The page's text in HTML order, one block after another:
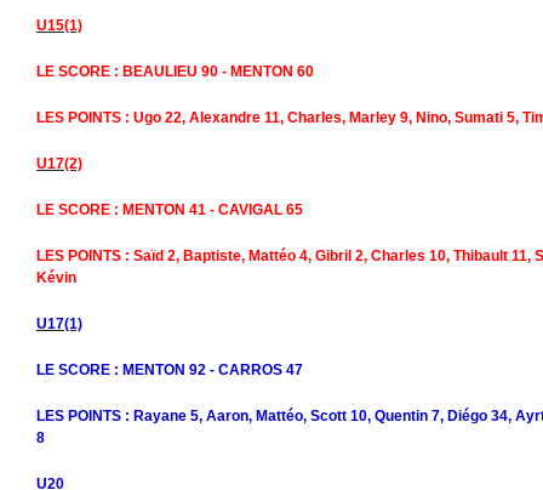
U15(1)
LE SCORE : BEAULIEU 90 - MENTON 60
LES POINTS : Ugo 22, Alexandre 11, Charles, Marley 9, Nino, Sumati 5,
U17(2)
LE SCORE : MENTON 41 - CAVIGAL 65
LES POINTS : Saïd 2, Baptiste, Mattéo 4, Gibril 2, Charles 10, Thibault 11,
Kévin
U17(1)
LE SCORE : MENTON 92 - CARROS 47
LES POINTS : Rayane 5, Aaron, Mattéo, Scott 10, Quentin 7, Diégo 34,
8
U20